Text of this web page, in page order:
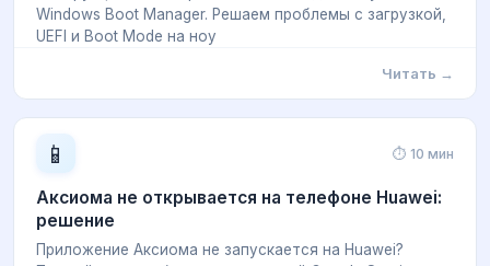
Windows Boot Manager. Решаем проблемы с загрузкой,
UEFI и Boot Mode на ноу
Читать →
📱 ⏱ 10 мин
Аксиома не открывается на телефоне Huawei:
решение
Приложение Аксиома не запускается на Huawei?